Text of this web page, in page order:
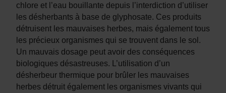
chlore et l’eau bouillante depuis l’interdiction d’utiliser
les désherbants à base de glyphosate. Ces produits
détruisent les mauvaises herbes, mais également tous
les précieux organismes qui se trouvent dans le sol.
Un mauvais dosage peut avoir des conséquences
biologiques désastreuses. L’utilisation d’un
désherbeur thermique pour brûler les mauvaises
herbes détruit également les organismes vivants qui